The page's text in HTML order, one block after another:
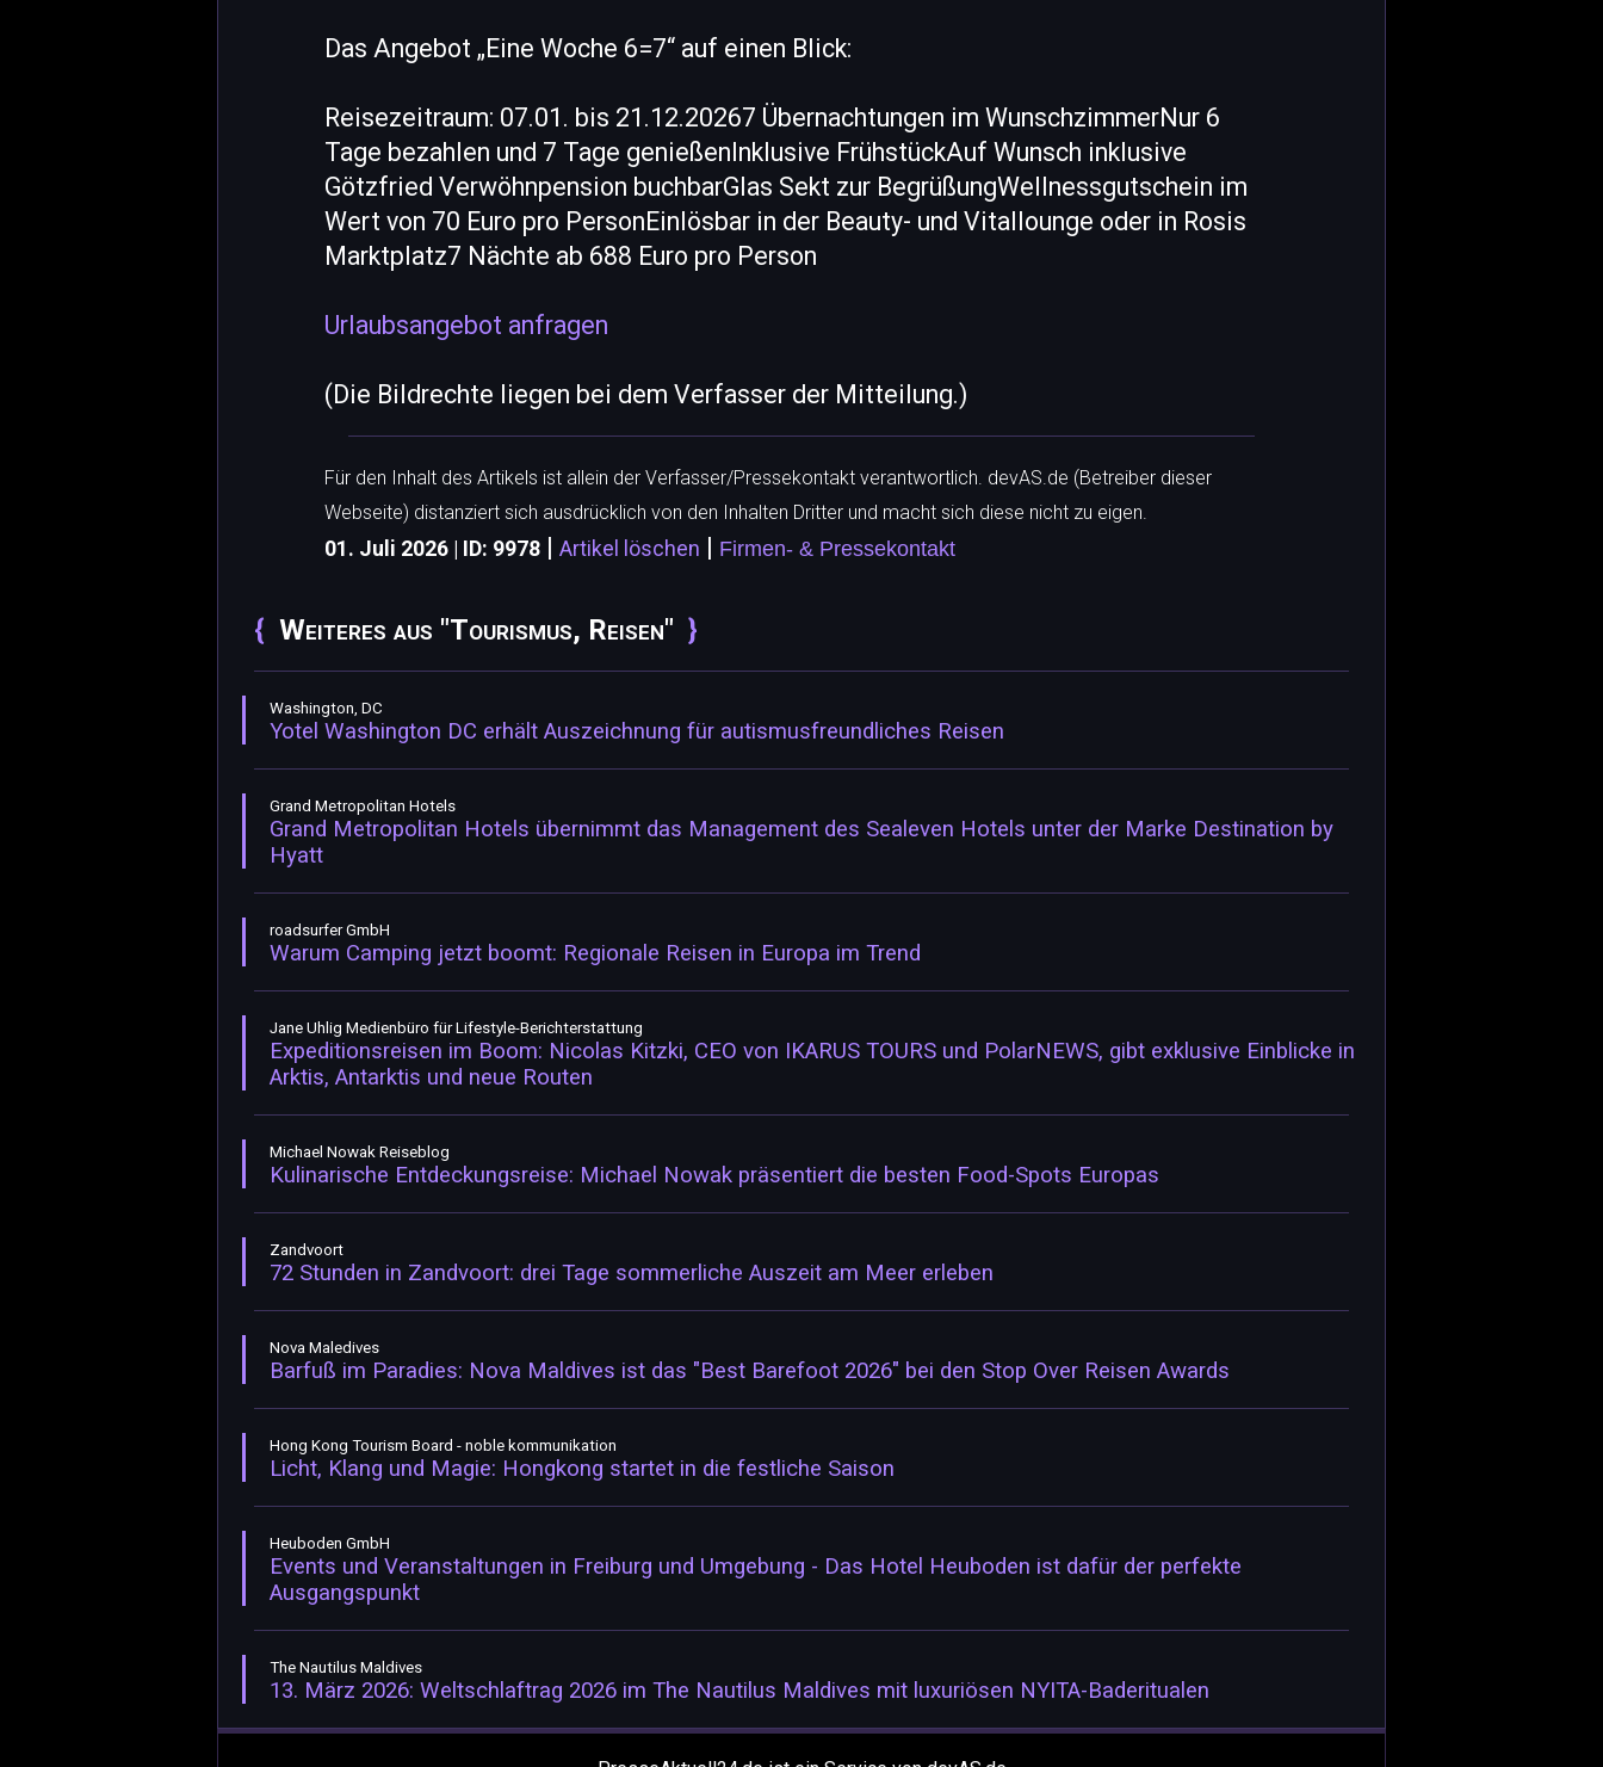
Das Angebot „Eine Woche 6=7“ auf einen Blick:
Reisezeitraum: 07.01. bis 21.12.20267 Übernachtungen im WunschzimmerNur 6
Tage bezahlen und 7 Tage genießenInklusive FrühstückAuf Wunsch inklusive
Götzfried Verwöhnpension buchbarGlas Sekt zur BegrüßungWellnessgutschein im
Wert von 70 Euro pro PersonEinlösbar in der Beauty- und Vitallounge oder in Rosis
Marktplatz7 Nächte ab 688 Euro pro Person
Urlaubsangebot anfragen
(Die Bildrechte liegen bei dem Verfasser der Mitteilung.)
Für den Inhalt des Artikels ist allein der Verfasser/Pressekontakt verantwortlich. devAS.de (Betreiber dieser
Webseite) distanziert sich ausdrücklich von den Inhalten Dritter und macht sich diese nicht zu eigen.
01. Juli 2026 | ID: 9978 | Artikel löschen | Firmen- & Pressekontakt
Weiteres aus "Tourismus, Reisen"
Washington, DC
Yotel Washington DC erhält Auszeichnung für autismusfreundliches Reisen
Grand Metropolitan Hotels
Grand Metropolitan Hotels übernimmt das Management des Sealeven Hotels unter der Marke Destination by
Hyatt
roadsurfer GmbH
Warum Camping jetzt boomt: Regionale Reisen in Europa im Trend
Jane Uhlig Medienbüro für Lifestyle-Berichterstattung
Expeditionsreisen im Boom: Nicolas Kitzki, CEO von IKARUS TOURS und PolarNEWS, gibt exklusive Einblicke in
Arktis, Antarktis und neue Routen
Michael Nowak Reiseblog
Kulinarische Entdeckungsreise: Michael Nowak präsentiert die besten Food-Spots Europas
Zandvoort
72 Stunden in Zandvoort: drei Tage sommerliche Auszeit am Meer erleben
Nova Maledives
Barfuß im Paradies: Nova Maldives ist das "Best Barefoot 2026" bei den Stop Over Reisen Awards
Hong Kong Tourism Board - noble kommunikation
Licht, Klang und Magie: Hongkong startet in die festliche Saison
Heuboden GmbH
Events und Veranstaltungen in Freiburg und Umgebung - Das Hotel Heuboden ist dafür der perfekte
Ausgangspunkt
The Nautilus Maldives
13. März 2026: Weltschlaftrag 2026 im The Nautilus Maldives mit luxuriösen NYITA-Baderitualen